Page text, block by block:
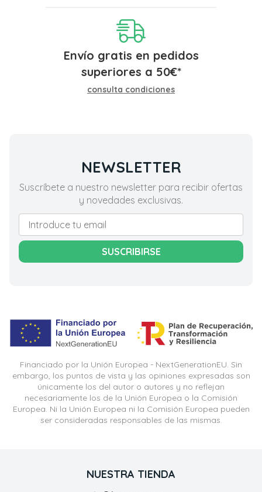
Envío gratis en pedidos
superiores a 50€*
consulta condiciones
NEWSLETTER
Suscríbete a nuestro newsletter para recibir ofertas
y novedades exclusivas.
SUSCRIBIRSE
Financiado por la Unión Europea - NextGenerationEU. Sin
embargo, los puntos de vista y las opiniones expresadas son
únicamente los del autor o autores y no reflejan
necesariamente los de la Unión Europea o la Comisión
Europea. Ni la Unión Europea ni la Comisión Europea pueden
ser consideradas responsables de las mismas.
NUESTRA TIENDA